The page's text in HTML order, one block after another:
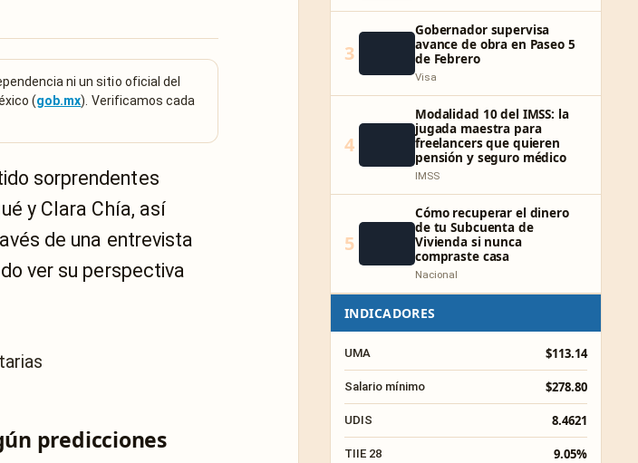
ni un sitio oficial del
(gob.mx). Verificamos cada
sorprendentes
y Clara Chía, así
de una entrevista
ver su perspectiva
predicciones
3
Gobernador supervisa
avance de obra en Paseo 5
de Febrero
Visa
4
Modalidad 10 del IMSS: la
jugada maestra para
freelancers que quieren
pensión y seguro médico
IMSS
5
Cómo recuperar el dinero
de tu Subcuenta de
Vivienda si nunca
compraste casa
Nacional
INDICADORES
UMA $113.14
Salario mínimo $278.80
UDIS 8.4621
TIIE 28 9.05%